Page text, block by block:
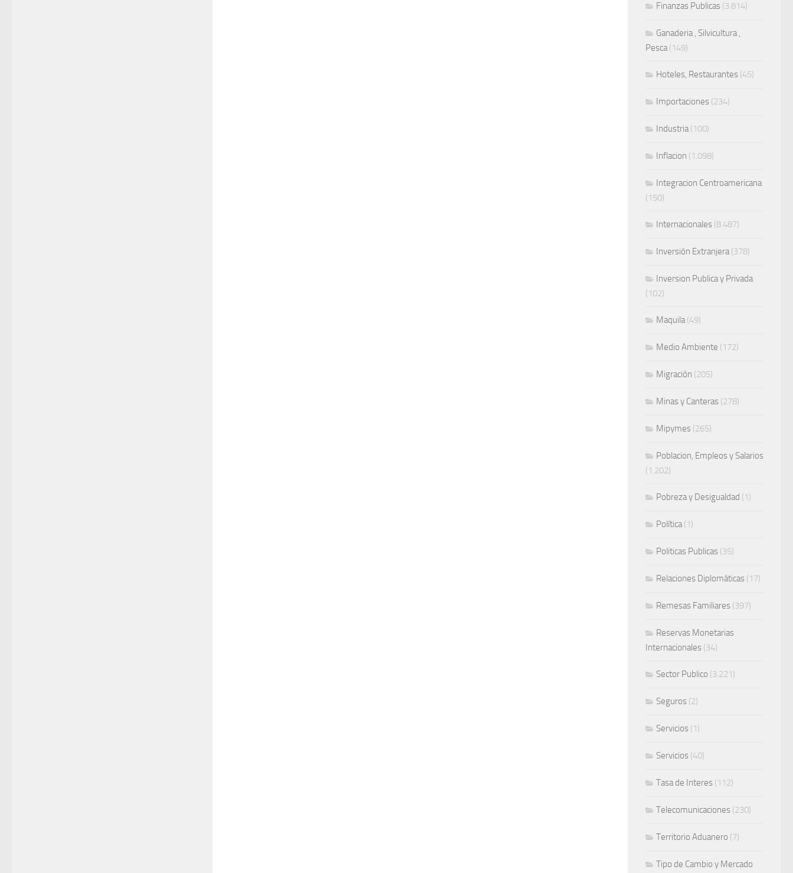
Finanzas Publicas (3.814)
Ganaderia , Silvicultura ,
Pesca(149)
Hoteles, Restaurantes (45)
Importaciones (234)
Industria(100)
Inflacion (1.098)
Integracion Centroamericana
(150)
Internacionales (8.487)
Inversión Extranjera(378)
Inversion Publica y Privada
(102)
Maquila(49)
Medio Ambiente (172)
Migración (205)
Minas y Canteras (278)
Mipymes (265)
Poblacion, Empleos y Salarios
(1.202)
Pobreza y Desigualdad (1)
Política(1)
Politicas Publicas (35)
Relaciones Diplomáticas (17)
Remesas Familiares (397)
Reservas Monetarias
Internacionales (34)
Sector Publico (3.221)
Seguros (2)
Servicios (1)
Servicios (40)
Tasa de Interes (112)
Telecomunicaciones (230)
Territorio Aduanero (7)
Tipo de Cambio y Mercado